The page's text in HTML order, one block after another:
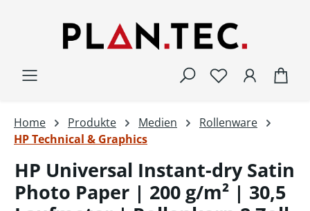
Home Produkte Medien
Rollenware
HP Technical & Graphics
HP Universal Instant-dry Satin
Photo Paper | 200 g/m² | 30,5